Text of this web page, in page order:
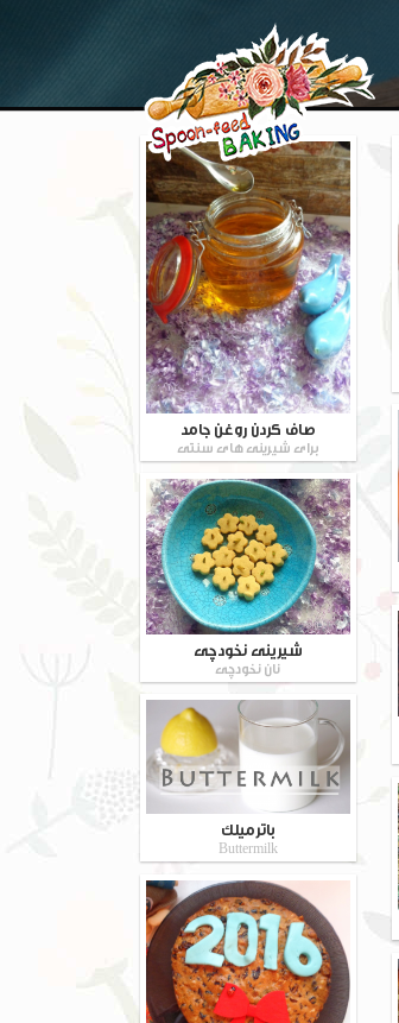
صاف کردن روغن جامد
برای شیرینی های سنتی
شیرینی نخودچی
نان نخودچی
باترمیلک
Buttermilk